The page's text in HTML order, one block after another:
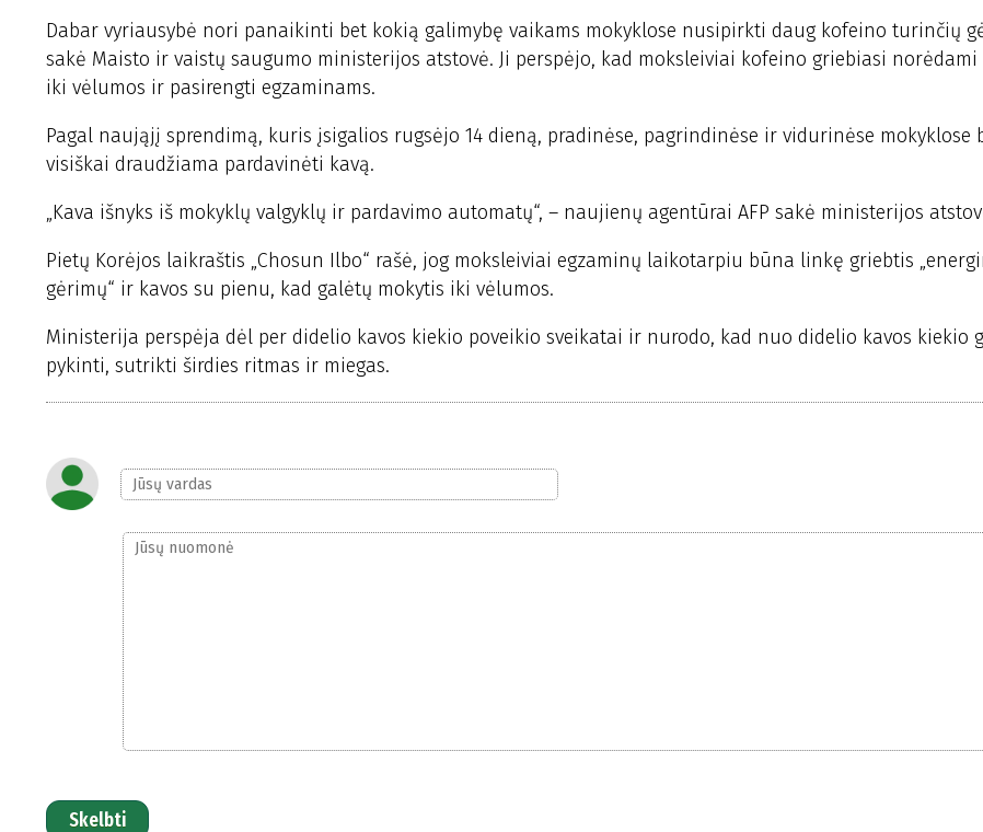
Dabar vyriausybė nori panaikinti bet kokią galimybę vaikams mokyklose nusipirkti daug kofeino turinčių
sakė Maisto ir vaistų saugumo ministerijos atstovė. Ji perspėjo, kad moksleiviai kofeino griebiasi norėdami
iki vėlumos ir pasirengti egzaminams.
Pagal naująjį sprendimą, kuris įsigalios rugsėjo 14 dieną, pradinėse, pagrindinėse ir vidurinėse mokyklose
visiškai draudžiama pardavinėti kavą.
„Kava išnyks iš mokyklų valgyklų ir pardavimo automatų“, – naujienų agentūrai AFP sakė ministerijos
Pietų Korėjos laikraštis „Chosun Ilbo“ rašė, jog moksleiviai egzaminų laikotarpiu būna linkę griebtis
gėrimų“ ir kavos su pienu, kad galėtų mokytis iki vėlumos.
Ministerija perspėja dėl per didelio kavos kiekio poveikio sveikatai ir nurodo, kad nuo didelio kavos kiekio
pykinti, sutrikti širdies ritmas ir miegas.
Skelbti